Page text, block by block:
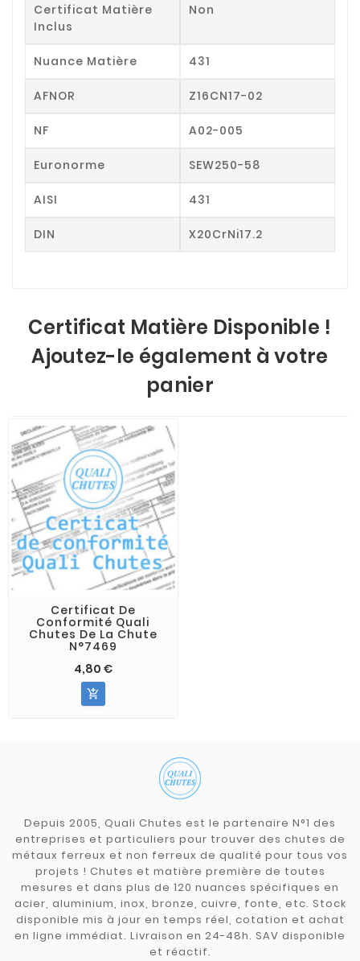
Certificat Matière
Inclus
Non
Nuance Matière 431
AFNOR Z16CN17-02
NF A02-005
Euronorme SEW250-58
AISI 431
DIN X20CrNi17.2
Certificat Matière Disponible !
Ajoutez-le également à votre
panier
Certificat De
Conformité Quali
Chutes De La Chute
N°7469
4,80 €

Depuis 2005, Quali Chutes est le partenaire N°1 des
entreprises et particuliers pour trouver des chutes de
métaux ferreux et non ferreux de qualité pour tous vos
projets ! Chutes et matière première de toutes
mesures et dans plus de 120 nuances spécifiques en
acier, aluminium, inox, bronze, cuivre, fonte, etc. Stock
disponible mis à jour en temps réel, cotation et achat
en ligne immédiat. Livraison en 24-48h. SAV disponible
et réactif.